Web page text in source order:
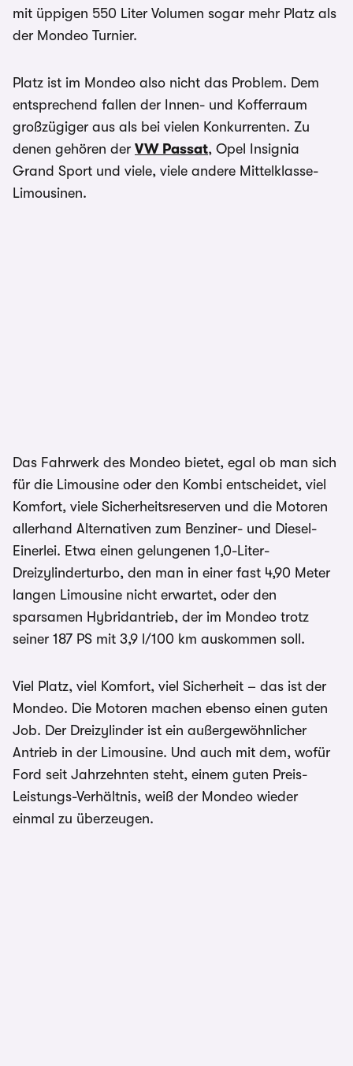
mit üppigen 550 Liter Volumen sogar mehr Platz als
der Mondeo Turnier.
Platz ist im Mondeo also nicht das Problem. Dem
entsprechend fallen der Innen- und Kofferraum
großzügiger aus als bei vielen Konkurrenten. Zu
denen gehören der VW Passat, Opel Insignia
Grand Sport und viele, viele andere Mittelklasse-
Limousinen.
Das Fahrwerk des Mondeo bietet, egal ob man sich
für die Limousine oder den Kombi entscheidet, viel
Komfort, viele Sicherheitsreserven und die Motoren
allerhand Alternativen zum Benziner- und Diesel-
Einerlei. Etwa einen gelungenen 1,0-Liter-
Dreizylinderturbo, den man in einer fast 4,90 Meter
langen Limousine nicht erwartet, oder den
sparsamen Hybridantrieb, der im Mondeo trotz
seiner 187 PS mit 3,9 l/100 km auskommen soll.
Viel Platz, viel Komfort, viel Sicherheit – das ist der
Mondeo. Die Motoren machen ebenso einen guten
Job. Der Dreizylinder ist ein außergewöhnlicher
Antrieb in der Limousine. Und auch mit dem, wofür
Ford seit Jahrzehnten steht, einem guten Preis-
Leistungs-Verhältnis, weiß der Mondeo wieder
einmal zu überzeugen.